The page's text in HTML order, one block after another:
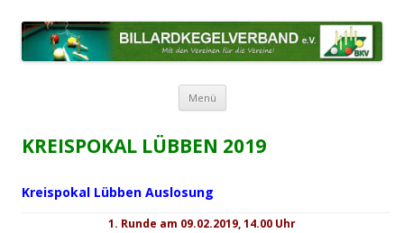
Menü Zum Inhalt springen
KREISPOKAL LÜBBEN 2019
Kreispokal Lübben Auslosung
1. Runde am 09.02.2019, 14.00 Uhr